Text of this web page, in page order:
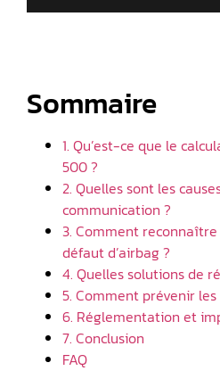
Sommaire
1. Qu’est-ce que le
500 ?
2. Quelles sont les
communication ?
3. Comment reconnaître
défaut d’airbag ?
4. Quelles solutions de
5. Comment prévenir
6. Réglementation et
7. Conclusion
FAQ